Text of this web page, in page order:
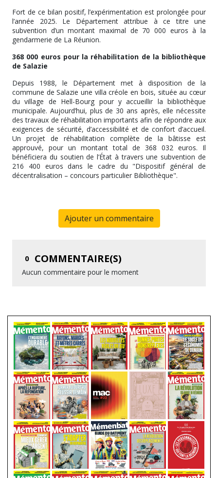
Fort de ce bilan positif, l’expérimentation est prolongée pour
l’année 2025. Le Département attribue à ce titre une
subvention d’un montant maximal de 70 000 euros à la
gendarmerie de La Réunion.
368 000 euros pour la réhabilitation de la bibliothèque
de Salazie
Depuis 1988, le Département met à disposition de la
commune de Salazie une villa créole en bois, située au cœur
du village de Hell-Bourg pour y accueillir la bibliothèque
municipale. Aujourd’hui, plus de 30 ans après, elle nécessite
des travaux de réhabilitation importants afin de répondre aux
exigences de sécurité, d’accessibilité et de confort d’accueil.
Un projet de réhabilitation complète de la bâtisse est
approuvé, pour un montant total de 368 032 euros. Il
bénéficiera du soutien de l’État à travers une subvention de
216 400 euros dans le cadre du "Dispositif général de
décentralisation – concours particulier Bibliothèque".
Ajouter un commentaire
0 COMMENTAIRE(S)
Aucun commentaire pour le moment